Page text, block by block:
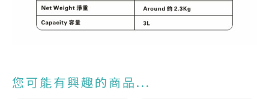
您可能有興趣的商品...